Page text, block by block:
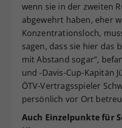
wenn sie in der zweiten
abgewehrt haben, eher
Konzentrationsloch,
sagen, dass sie hier das
mit Abstand sogar“,
und -Davis-Cup-Kapitän
ÖTV-Vertragsspieler
persönlich vor Ort
Auch Einzelpunkte für